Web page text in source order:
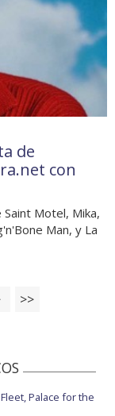
de
con
Motel, Mika,
Man, y La
>>
Palace for the